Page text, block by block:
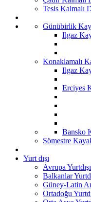
Tesis Kalmalı
Günübirlik
Ilgaz
Konaklamalı
Ilgaz
Erciyes
Bansko
Sömestre
Yurt dışı
Avrupa
Balkanlar
Güney-Latin
Ortadoğu